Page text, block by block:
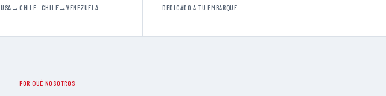
USA→CHILE · CHILE→VENEZUELA DEDICADO A TU EMBARQUE
POR QUÉ NOSOTROS